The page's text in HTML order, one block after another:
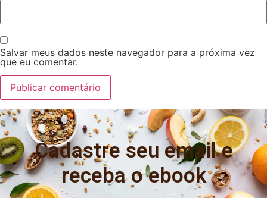
Salvar meus dados neste navegador para a próxima vez
que eu comentar.
Cadastre seu email e
receba o ebook